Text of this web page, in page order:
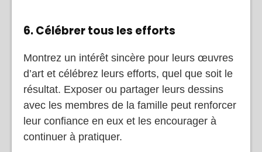
6. Célébrer tous les efforts
Montrez un intérêt sincère pour leurs œuvres
d’art et célébrez leurs efforts, quel que soit le
résultat. Exposer ou partager leurs dessins
avec les membres de la famille peut renforcer
leur confiance en eux et les encourager à
continuer à pratiquer.